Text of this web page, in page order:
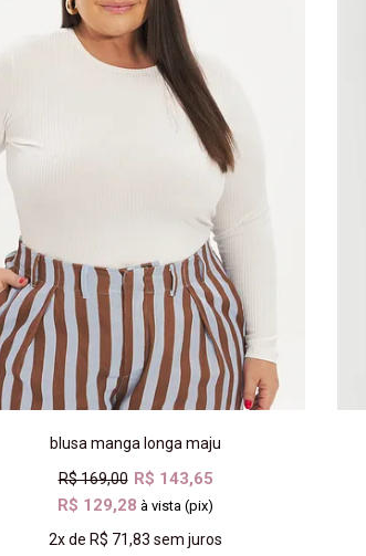
blusa manga longa maju
R$ 169,00 R$ 143,65
R$ 129,28 à vista (pix)
2xdeR$ 71,83 sem juros